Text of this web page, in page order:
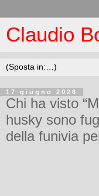
Claudio
17 giugno 2026
Chi ha visto
husky sono
della funivia